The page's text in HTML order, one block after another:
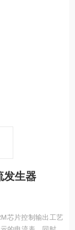
发生器
芯片控制输出工艺